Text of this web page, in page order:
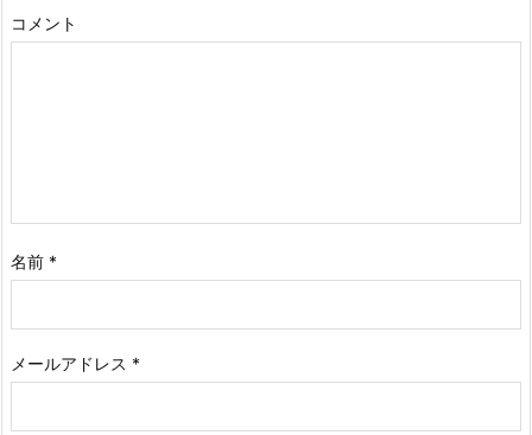
コメント
名前 *
メールアドレス *